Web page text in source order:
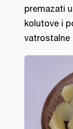
premazati
kolutove i
vatrostalne